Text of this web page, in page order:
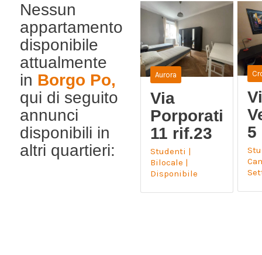
Nessun
appartamento
disponibile
attualmente
in Borgo Po,
qui di seguito
annunci
disponibili in
altri quartieri:
Aurora
Via
Porporati
11 rif.23
Studenti |
Bilocale |
Disponibile
5